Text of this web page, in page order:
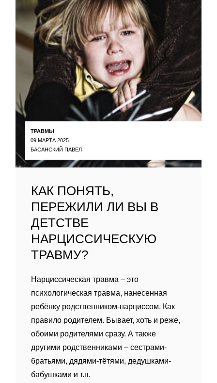
ТРАВМЫ
09 МАРТА 2025
БАСАНСКИЙ ПАВЕЛ
КАК ПОНЯТЬ,
ПЕРЕЖИЛИ ЛИ ВЫ В
ДЕТСТВЕ
НАРЦИССИЧЕСКУЮ
ТРАВМУ?
Нарциссическая травма – это
психологическая травма, нанесенная
ребëнку родственником-нарциссом. Как
правило родителем. Бывает, хоть и реже,
обоими родителями сразу. А также
другими родственниками – сестрами-
братьями, дядями-тëтями, дедушками-
бабушками и т.п.